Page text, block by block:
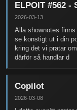
ELPOIT #562 -
2026-03-13
Alla shownotes
se konstigt ut i din
kring det vi pratar
därför så handlar d
Copilot
2026-03-08